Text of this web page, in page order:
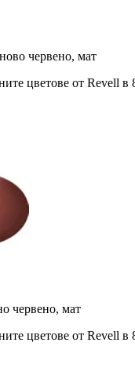
червено, мат
цветове от Revell в
червено, мат
цветове от Revell в